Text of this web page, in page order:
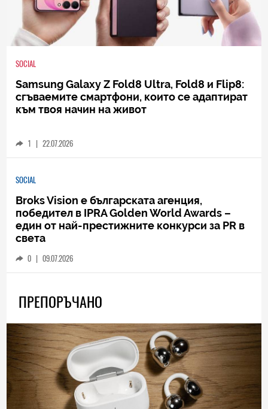
SOCIAL
Samsung Galaxy Z Fold8 Ultra, Fold8 и Flip8:
сгъваемите смартфони, които се адаптират
към твоя начин на живот
1 | 22.07.2026
SOCIAL
Broks Vision е българската агенция,
победител в IPRA Golden World Awards –
един от най-престижните конкурси за PR в
света
0 | 09.07.2026
ПРЕПОРЪЧАНО